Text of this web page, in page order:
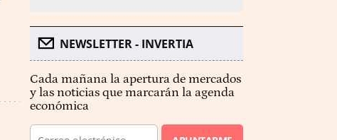
NEWSLETTER - INVERTIA
Cada mañana la apertura de mercados
y las noticias que marcarán la agenda
económica